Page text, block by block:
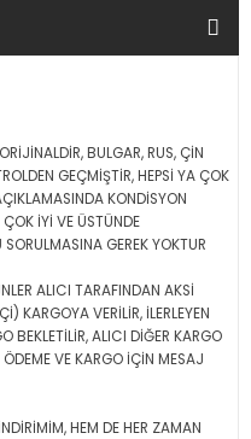
BULGAR, RUS, ÇİN
GEÇMİŞTİR, HEPSİ YA ÇOK
KONDİSYON
İYİ VE ÜSTÜNDE
GEREK YOKTUR
ALICI TARAFINDAN AKSİ
KARGOYA VERİLİR, İLERLEYEN
BEKLETİLİR, ALICI DİĞER KARGO
VE KARGO İÇİN MESAJ
HEM DE HER ZAMAN